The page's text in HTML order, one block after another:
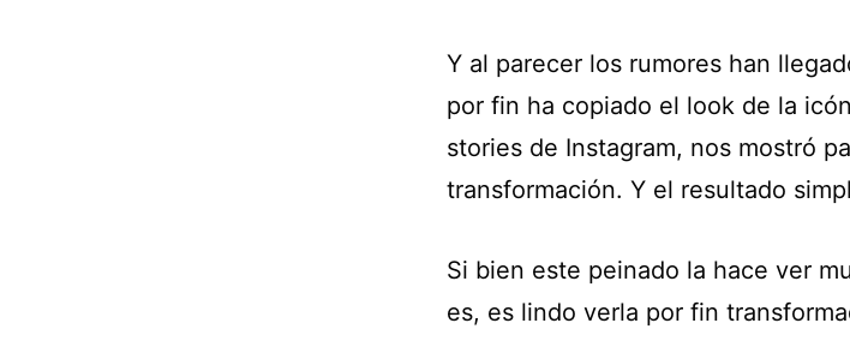
Y al parecer los rumores han
por fin ha copiado el look de la
stories de Instagram, nos mostró
transformación. Y el resultado
Si bien este peinado la hace ver
es, es lindo verla por fin